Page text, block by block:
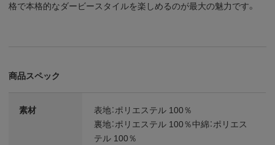
格で本格的なダービースタイルを楽しめるのが最大の魅力です。
商品スペック
素材
表地：ポリエステル 100％
裏地：ポリエステル 100％中綿：ポリエス
テル 100％